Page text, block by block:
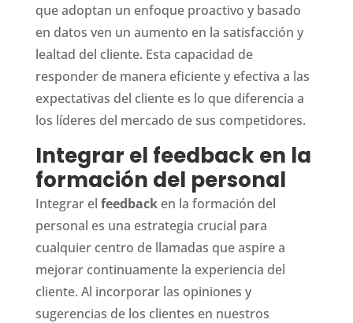
que adoptan un enfoque proactivo y basado
en datos ven un aumento en la satisfacción y
lealtad del cliente. Esta capacidad de
responder de manera eficiente y efectiva a las
expectativas del cliente es lo que diferencia a
los líderes del mercado de sus competidores.
Integrar el feedback en la
formación del personal
Integrar el feedbacken la formación del
personal es una estrategia crucial para
cualquier centro de llamadas que aspire a
mejorar continuamente la experiencia del
cliente. Al incorporar las opiniones y
sugerencias de los clientes en nuestros